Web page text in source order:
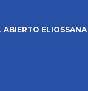
ABIERTO ELIOSSANA